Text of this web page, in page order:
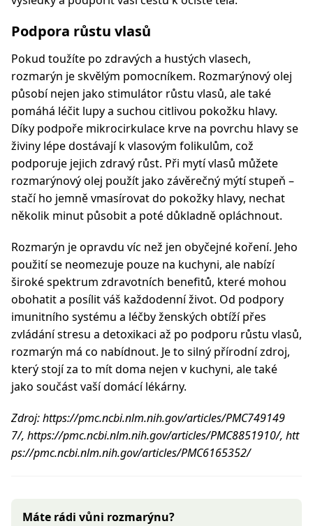
Podpora růstu vlasů
Pokud toužíte po zdravých a hustých vlasech,
rozmarýn je skvělým pomocníkem. Rozmarýnový olej
působí nejen jako stimulátor růstu vlasů, ale také
pomáhá léčit lupy a suchou citlivou pokožku hlavy.
Díky podpoře mikrocirkulace krve na povrchu hlavy se
živiny lépe dostávají k vlasovým folikulům, což
podporuje jejich zdravý růst. Při mytí vlasů můžete
rozmarýnový olej použít jako závěrečný mýtí stupeň –
stačí ho jemně vmasírovat do pokožky hlavy, nechat
několik minut působit a poté důkladně opláchnout.
Rozmarýn je opravdu víc než jen obyčejné koření. Jeho
použití se neomezuje pouze na kuchyni, ale nabízí
široké spektrum zdravotních benefitů, které mohou
obohatit a posílit váš každodenní život. Od podpory
imunitního systému a léčby ženských obtíží přes
zvládání stresu a detoxikaci až po podporu růstu vlasů,
rozmarýn má co nabídnout. Je to silný přírodní zdroj,
který stojí za to mít doma nejen v kuchyni, ale také
jako součást vaší domácí lékárny.
Zdroj: https://pmc.ncbi.nlm.nih.gov/articles/PMC749149
7/, https://pmc.ncbi.nlm.nih.gov/articles/PMC8851910/, htt
ps://pmc.ncbi.nlm.nih.gov/articles/PMC6165352/
Máte rádi vůni rozmarýnu?